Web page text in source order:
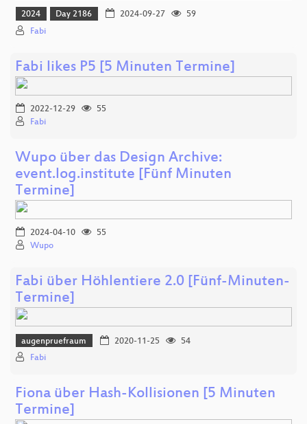
2024 Day 2186 2024-09-27
59
Fabi
Fabi likes P5 [5 Minuten Termine]
2022-12-29
55
Fabi
Wupo über das Design Archive:
event.log.institute [Fünf Minuten
Termine]
2024-04-10
55
Wupo
Fabi über Höhlentiere 2.0 [Fünf-Minuten-
Termine]
augenpruefraum 2020-11-25
54
Fabi
Fiona über Hash-Kollisionen [5 Minuten
Termine]